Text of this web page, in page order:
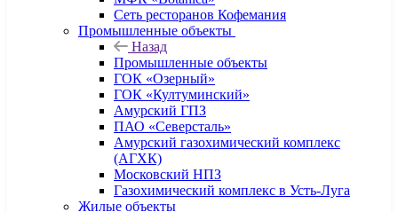
Сеть ресторанов Кофемания
Промышленные объекты
Назад
Промышленные объекты
ГОК «Озерный»
ГОК «Култуминский»
Амурский ГПЗ
ПАО «Северсталь»
Амурский газохимический комплекс
(АГХК)
Московский НПЗ
Газохимический комплекс в Усть-Луга
Жилые объекты